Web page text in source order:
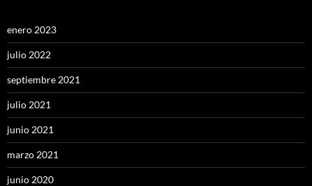
enero 2023
julio 2022
septiembre 2021
julio 2021
junio 2021
marzo 2021
junio 2020